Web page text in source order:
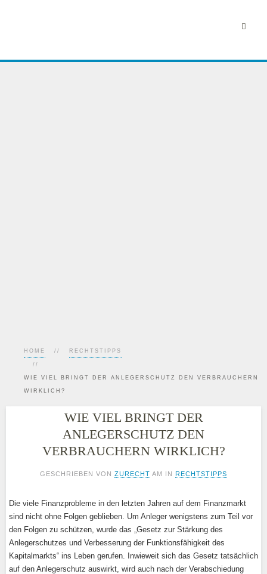
HOME RECHTSTIPPS
WIE VIEL BRINGT DER ANLEGERSCHUTZ DEN VERBRAUCHERN
WIRKLICH?
WIE VIEL BRINGT DER
ANLEGERSCHUTZ DEN
VERBRAUCHERN WIRKLICH?
GESCHRIEBEN VON ZURECHT AM IN RECHTSTIPPS
Die viele Finanzprobleme in den letzten Jahren auf dem Finanzmarkt
sind nicht ohne Folgen geblieben. Um Anleger wenigstens zum Teil vor
den Folgen zu schützen, wurde das „Gesetz zur Stärkung des
Anlegerschutzes und Verbesserung der Funktionsfähigkeit des
Kapitalmarkts“ ins Leben gerufen. Inwieweit sich das Gesetz tatsächlich
auf den Anlegerschutz auswirkt, wird auch nach der Verabschiedung